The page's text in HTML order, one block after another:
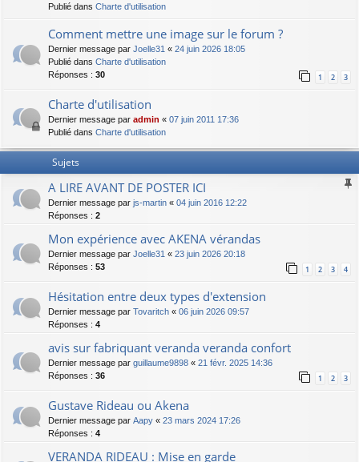
Publié dans Charte d'utilisation
Comment mettre une image sur le forum ?
Dernier message par Joelle31 « 24 juin 2026 18:05
Publié dans Charte d'utilisation
Réponses : 30 1 2 3
Charte d'utilisation
Dernier message par admin « 07 juin 2011 17:36
Publié dans Charte d'utilisation
Sujets
A LIRE AVANT DE POSTER ICI
Dernier message par js-martin « 04 juin 2016 12:22
Réponses : 2
Mon expérience avec AKENA vérandas
Dernier message par Joelle31 « 23 juin 2026 20:18
Réponses : 53 1 2 3 4
Hésitation entre deux types d'extension
Dernier message par Tovaritch « 06 juin 2026 09:57
Réponses : 4
avis sur fabriquant veranda veranda confort
Dernier message par guillaume9898 « 21 févr. 2025 14:36
Réponses : 36 1 2 3
Gustave Rideau ou Akena
Dernier message par Aapy « 23 mars 2024 17:26
Réponses : 4
VERANDA RIDEAU : Mise en garde